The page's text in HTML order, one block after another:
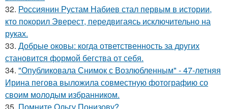
32. Россиянин Рустам Набиев стал первым в истории,
кто покорил Эверест, передвигаясь исключительно на
руках.
33. Добрые оковы: когда ответственность за других
становится формой бегства от себя.
34. "Опубликовала Снимок с Возлюбленным" - 47-летняя
Ирина пегова выложила совместную фотографию со
своим молодым избранником.
35. Помните Ольгу Понизову?